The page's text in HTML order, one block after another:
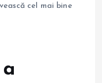
cel mai bine